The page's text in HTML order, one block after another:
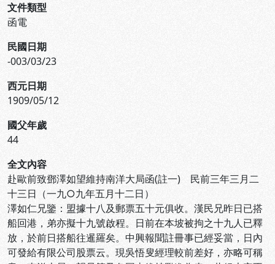
文件類型
函電
民國日期
-003/03/23
西元日期
1909/05/12
國父年歲
44
全文內容
赴歐前致鄧澤如望維持南洋大局函(註一) 民前三年三月二
十三日（一九○九年五月十二日）
澤如仁兄鑒：盟據十八及郵票五十元俱收。漢民兄昨日已搭
船回港，弟亦擬十九號啟程。日前在本坡被拘之十九人已釋
放，於前日搭船往暹羅矣。中興報聞註冊事已經妥當，日內
可發給有限公司股票云。現吳悟叟經理較前差好，亦略可稱